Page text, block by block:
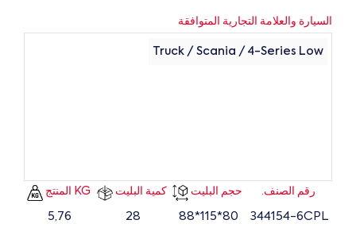
السيارة والعلامة التجارية المتوافقة
Truck / Scania / 4-Series Low
رقم الصنف. حجم البليت كمية البليت KG المنتج
344154-6CPL
80*115*88
28
5,76